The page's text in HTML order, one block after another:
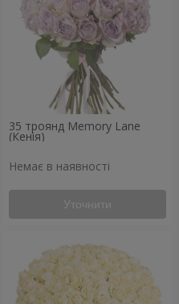
35 троянд Memory Lane
(Кенія)
Немає в наявності
Уточнити